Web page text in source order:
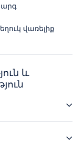
վառելիք
և